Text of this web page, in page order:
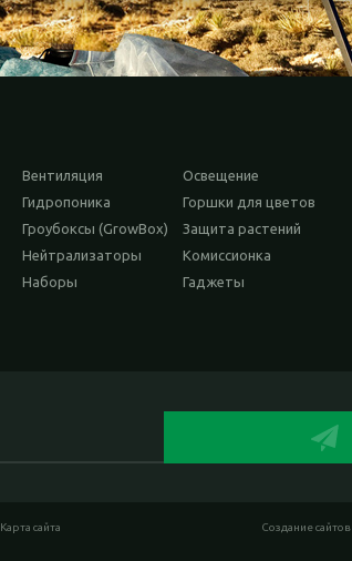
Вентиляция
Освещение
Гидропоника
Горшки для цветов
Гроубоксы (GrowBox)
Защита растений
Нейтрализаторы
Комиссионка
Наборы Гаджеты
Карта сайта Cоздание сайтов